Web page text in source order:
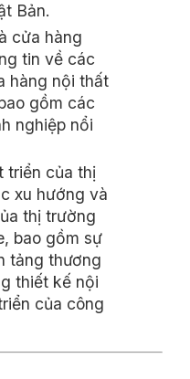
Bản.
cửa hàng
tin về các
hàng nội thất
gồm các
nghiệp nổi
triển của thị
xu hướng và
thị trường
bao gồm sự
tảng thương
thiết kế nội
của công